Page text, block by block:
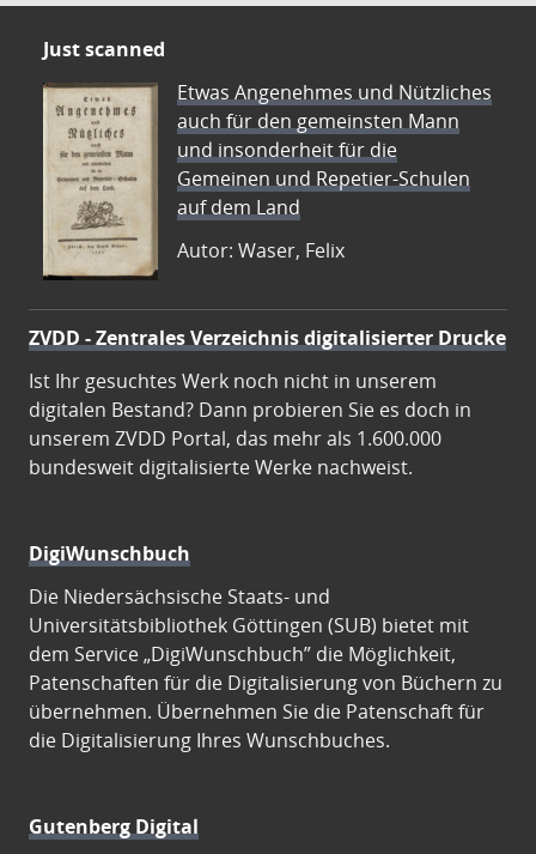
Just scanned
Etwas Angenehmes und Nützliches
auch für den gemeinsten Mann
und insonderheit für die
Gemeinen und Repetier-Schulen
auf dem Land
Autor: Waser, Felix
ZVDD - Zentrales Verzeichnis digitalisierter Drucke
Ist Ihr gesuchtes Werk noch nicht in unserem
digitalen Bestand? Dann probieren Sie es doch in
unserem ZVDD Portal, das mehr als 1.600.000
bundesweit digitalisierte Werke nachweist.
DigiWunschbuch
Die Niedersächsische Staats- und
Universitätsbibliothek Göttingen (SUB) bietet mit
dem Service „DigiWunschbuch” die Möglichkeit,
Patenschaften für die Digitalisierung von Büchern zu
übernehmen. Übernehmen Sie die Patenschaft für
die Digitalisierung Ihres Wunschbuches.
Gutenberg Digital